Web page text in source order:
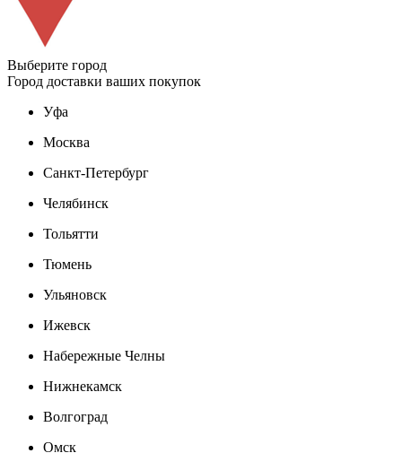
Выберите город
Город доставки ваших покупок
Уфа
Москва
Санкт-Петербург
Челябинск
Тольятти
Тюмень
Ульяновск
Ижевск
Набережные Челны
Нижнекамск
Волгоград
Омск